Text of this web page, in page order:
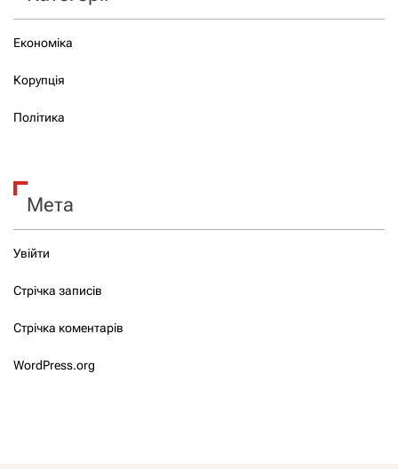
Економіка
Корупція
Політика
Мета
Увійти
Стрічка записів
Стрічка коментарів
WordPress.org